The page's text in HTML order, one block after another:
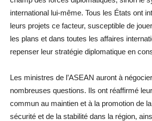
international lui-même. Tous les États ont
leurs projets ce facteur, susceptible de
les plans et dans toutes les affaires
repenser leur stratégie diplomatique en
Les ministres de l’ASEAN auront à
nombreuses questions. Ils ont réaffirmé
commun au maintien et à la promotion de
sécurité et de la stabilité dans la région,